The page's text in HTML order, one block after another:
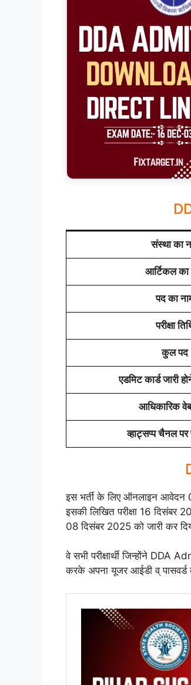
संस्था का
आर्टिकल का
पद का
परीक्षा
कुल पद
एडमिट कार्ड जारी
आधिकारिक
व्हाट्सप्प चैनल
इस भर्ती के लिए ऑनलाइन
इसकी लिखित परीक्षा 16
08 दिसंबर 2025 को जारी कर
वे सभी परीक्षार्थी जिन्होंने
करके अपना यूजर आईडी व् पासवर्ड